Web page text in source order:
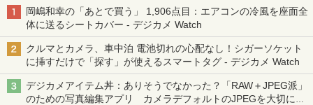
岡嶋和幸の「あとで買う」 1,906点目：エアコンの冷風を座面全
体に送るシートカバー - デジカメ Watch
クルマとカメラ、車中泊 電池切れの心配なし！シガーソケット
に挿すだけで「探す」が使えるスマートタグ - デジカメ Watch
デジカメアイテム丼：ありそうでなかった？「RAW＋JPEG派」
のための写真編集アプリ カメラデフォルトのJPEGを大切にす